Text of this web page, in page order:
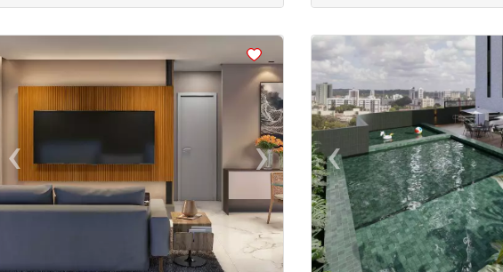
‹Previous ›Next
<< <
‹Previous